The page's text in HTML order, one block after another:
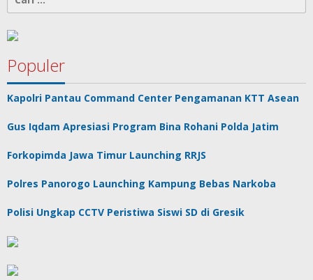
untuk:
Populer
Kapolri Pantau Command Center Pengamanan KTT Asean
Gus Iqdam Apresiasi Program Bina Rohani Polda Jatim
Forkopimda Jawa Timur Launching RRJS
Polres Panorogo Launching Kampung Bebas Narkoba
Polisi Ungkap CCTV Peristiwa Siswi SD di Gresik